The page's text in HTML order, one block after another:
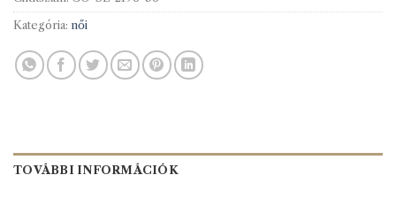
Kategória: női
TOVÁBBI INFORMÁCIÓK